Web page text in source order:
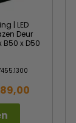
| LED
Deur
B50 x D50